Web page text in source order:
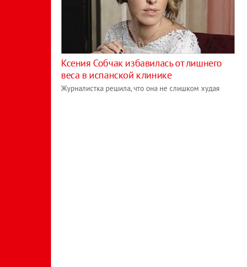
Ксения Собчак избавилась от лишнего
веса в испанской клинике
Журналистка решила, что она не слишком худая